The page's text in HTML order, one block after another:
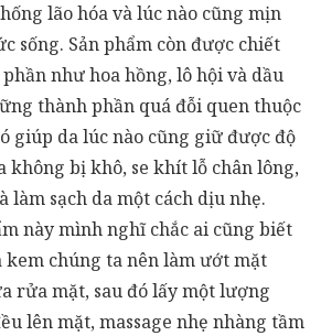
lão hóa và lúc nào cũng mịn
sống. Sản phẩm còn được chiết
như hoa hồng, lô hội và dầu
thành phần quá đỗi quen thuộc
giúp da lúc nào cũng giữ được độ
không bị khô, se khít lỗ chân lông,
làm sạch da một cách dịu nhẹ.
này mình nghĩ chắc ai cũng biết
chúng ta nên làm ướt mặt
rửa mặt, sau đó lấy một lượng
lên mặt, massage nhẹ nhàng tầm